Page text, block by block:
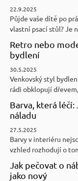
22.9.2025
Půjde vaše dítě po
vlastní psací stůl? Je
Retro nebo
bydlení
30.5.2025
Venkovský styl
rádi obklopují
Barva, která
náladu
27.5.2025
Barvy v interiéru
vzhled rozhodují o
Jak pečovat o
jako nový